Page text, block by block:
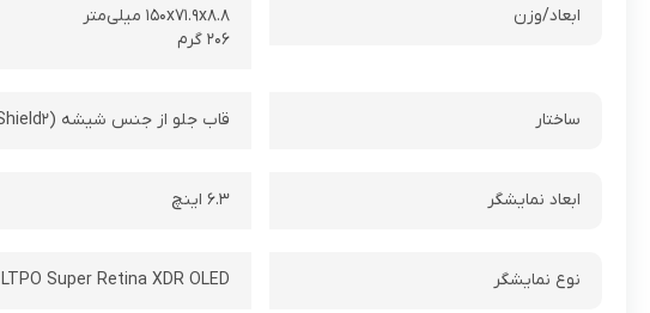
ابعاد/وزن
۱۵۰x۷۱.۹x۸.۸ میلی‌متر
۲۰۶ گرم
ساختار قاب جلو از جنس شیشه (Ceramic Shield۲) / فریم از جنس آلومینیوم / قاب پشتی از جنس آلومینیوم یا شیشه (Ceramic Shield)
ابعاد نمایشگر ۶.۳ اینچ
نوع نمایشگر LTPO Super Retina XDR OLED